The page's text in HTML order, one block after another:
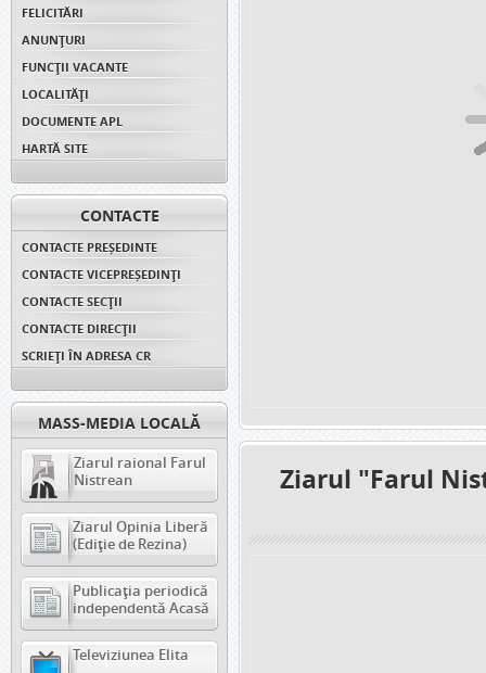
FELICITĂRI
ANUNŢURI
FUNCȚII VACANTE
LOCALITĂȚI
DOCUMENTE APL
HARTĂ SITE
CONTACTE
CONTACTE PREȘEDINTE
CONTACTE VICEPREȘEDINŢI
CONTACTE SECȚII
CONTACTE DIRECȚII
SCRIEȚI ÎN ADRESA CR
MASS-MEDIA LOCALĂ
Ziarul raional Farul
Nistrean
Ziarul Opinia Liberă
(Ediție de Rezina)
Publicația periodică
independentă Acasă
Televiziunea Elita
Ziarul "Farul